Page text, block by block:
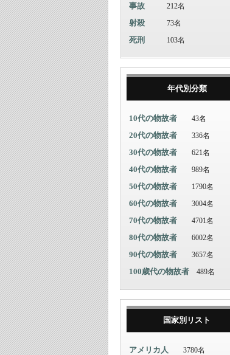
事故 212名
射殺 73名
死刑 103名
年代別分類
10代の物故者 43名
20代の物故者 336名
30代の物故者 621名
40代の物故者 989名
50代の物故者 1790名
60代の物故者 3004名
70代の物故者 4701名
80代の物故者 6002名
90代の物故者 3657名
100歳代の物故者 489名
国家別リスト
アメリカ人 3780名